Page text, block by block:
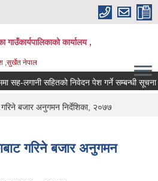
गाउँकार्यपालिकाको कार्यालय ,
,सुर्खेत नेपाल
सह-लगानी सहितको निवेदन पेश गर्ने सम्बन्धी सूचना
गरिने बजार अनुगमन निर्देशिका, २०७७
गरिने बजार अनुगमन